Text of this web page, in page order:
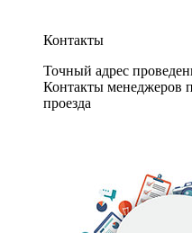
Контакты
Точный адрес
Контакты менеджеров
проезда